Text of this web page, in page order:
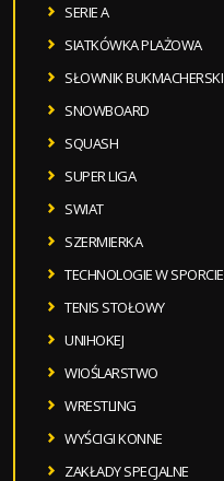
SERIE A
SIATKÓWKA PLAŻOWA
SŁOWNIK BUKMACHERSKI
SNOWBOARD
SQUASH
SUPER LIGA
SWIAT
SZERMIERKA
TECHNOLOGIE W SPORCIE
TENIS STOŁOWY
UNIHOKEJ
WIOŚLARSTWO
WRESTLING
WYŚCIGI KONNE
ZAKŁADY SPECJALNE